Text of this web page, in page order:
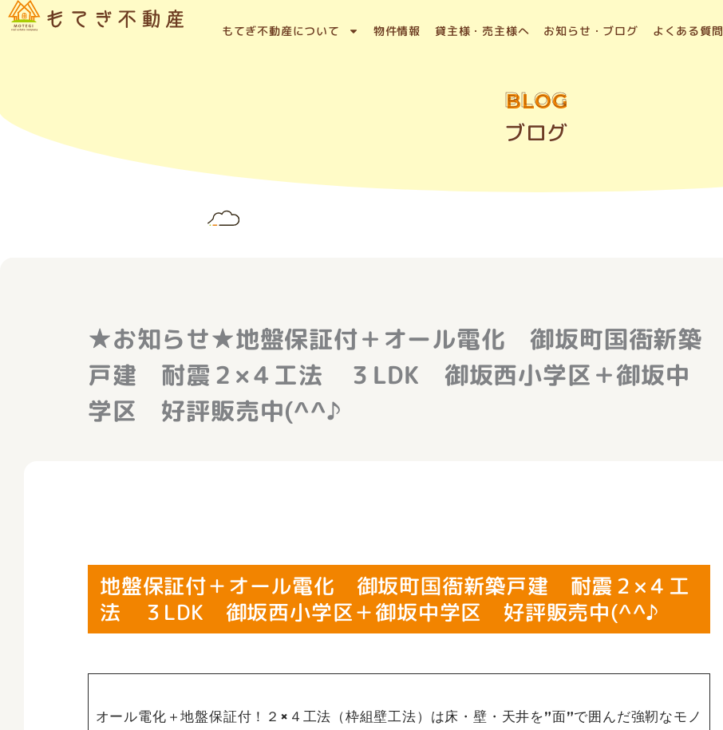
内
容
プ
もてぎ不動産について 物件情報 貸主様・売主様へ お知らせ・ブログ よくある質問
BLOG
ブログ
★お知らせ★地盤保証付＋オール電化 御坂町国衙新築
戸建 耐震２×４工法 ３LDK 御坂西小学区＋御坂中
学区 好評販売中(^^♪
地盤保証付＋オール電化 御坂町国衙新築戸建 耐震２×４工
法 ３LDK 御坂西小学区＋御坂中学区 好評販売中(^^♪
オール電化＋地盤保証付！２×４工法（枠組壁工法）は床・壁・天井を”面”で囲んだ強靭なモノ